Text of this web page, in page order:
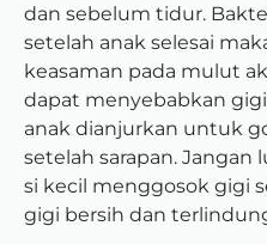
dan sebelum tidur.
setelah anak selesai
keasaman pada mulut
dapat menyebabkan
anak dianjurkan untuk
setelah sarapan.
si kecil menggosok gigi
gigi bersih dan